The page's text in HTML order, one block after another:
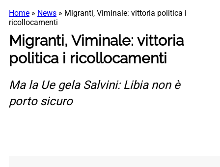
Home » News » Migranti, Viminale: vittoria politica i
ricollocamenti
Migranti, Viminale: vittoria
politica i ricollocamenti
Ma la Ue gela Salvini: Libia non è
porto sicuro